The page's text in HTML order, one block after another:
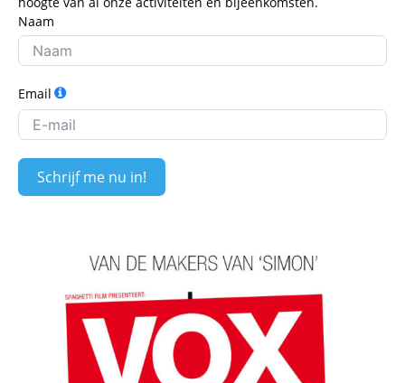
Naam
Email
Schrijf me nu in!